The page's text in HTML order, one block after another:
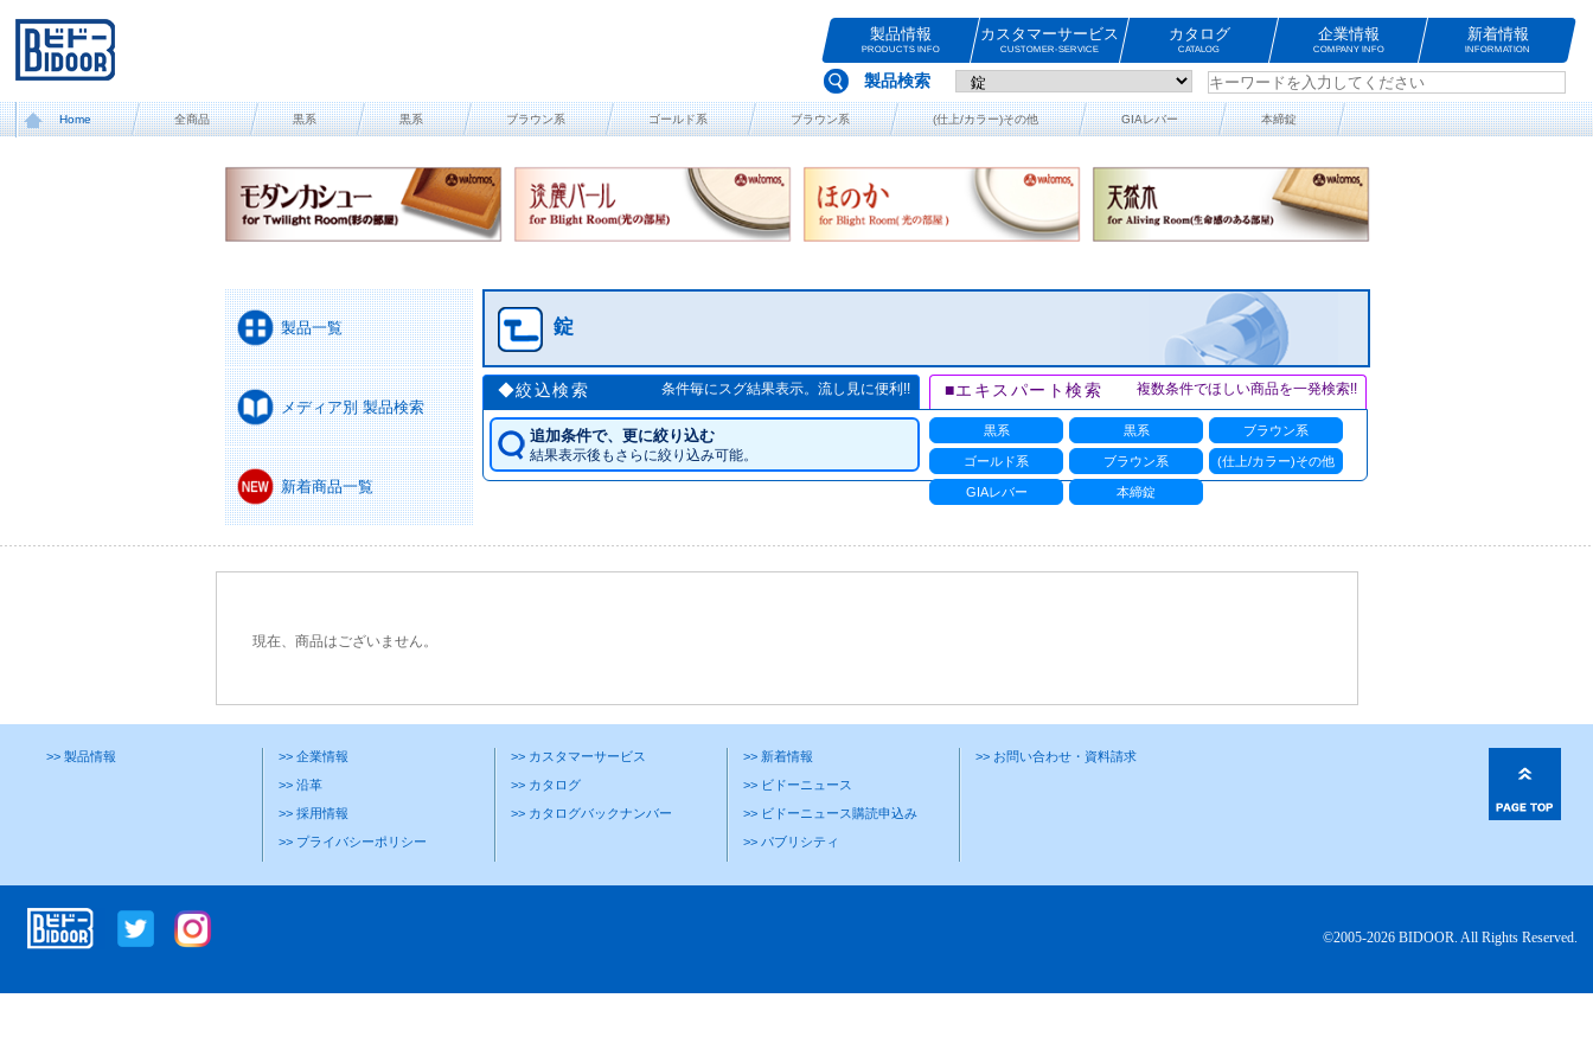
製品情報
PRODUCTS INFO
カスタマーサービス
CUSTOMER-SERVICE
カタログ
CATALOG
企業情報
COMPANY INFO
新着情報
INFORMATION
製品検索
Home 全商品 黒系 黒系 ブラウン系 ゴールド系 ブラウン系 (仕上/カラー)その他 GIAレバー 本締錠
錠
製品一覧
メディア別 製品検索
新着商品一覧
◆絞込検索 条件毎にスグ結果表示。流し見に便利!! ■エキスパート検索 複数条件でほしい商品を一発検索!!
追加条件で、更に絞り込む
結果表示後もさらに絞り込み可能。
黒系 黒系 ブラウン系
ゴールド系 ブラウン系 (仕上/カラー)その他
GIAレバー 本締錠
現在、商品はございません。
>> 製品情報
>> 企業情報
>> 沿革
>> 採用情報
>> プライバシーポリシー
>> カスタマーサービス
>> カタログ
>> カタログバックナンバー
>> 新着情報
>> ビドーニュース
>> ビドーニュース購読申込み
>> パブリシティ
>> お問い合わせ・資料請求
©2005-2026 BIDOOR. All Rights Reserved.